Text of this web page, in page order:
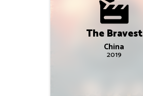
The Bravest
China
2019